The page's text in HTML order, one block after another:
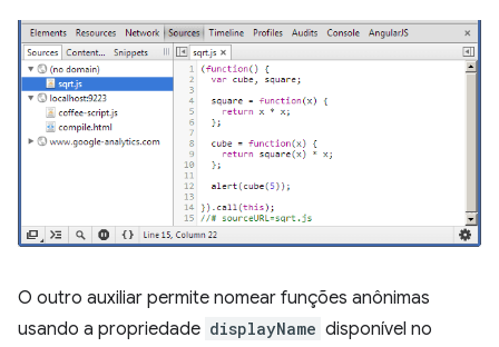
O outro auxiliar permite nomear funções anônimas
usando a propriedade displayName disponível no